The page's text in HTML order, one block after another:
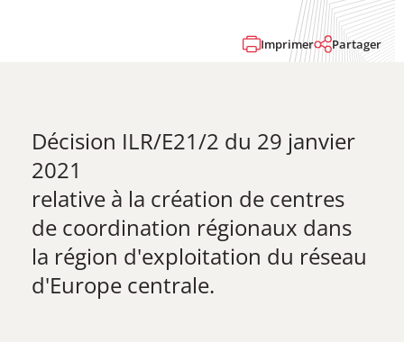
Imprimer Partager
Décision ILR/E21/2 du 29 janvier
2021
​relative à la création de centres
de coordination régionaux dans
la région d'exploitation du réseau
d'Europe centrale.​